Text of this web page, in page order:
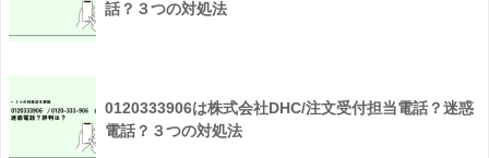
話？３つの対処法
0120333906は株式会社DHC/注文受付担当電話？迷惑
電話？３つの対処法